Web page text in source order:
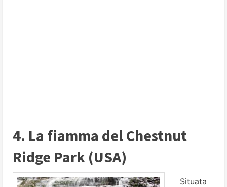
4. La fiamma del Chestnut
Ridge Park (USA)
Situata